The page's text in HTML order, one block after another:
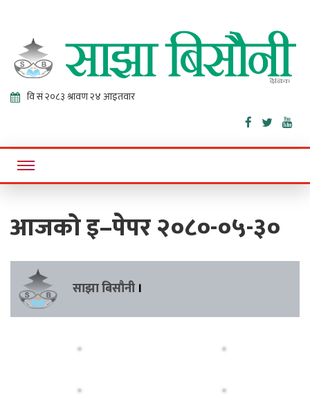
Sajha
Bisaunee
Online News Portal
आजको इ–पेपर २०८०-०५-३०
साझा बिसौनी ।